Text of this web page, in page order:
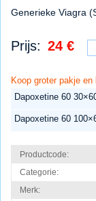
Generieke Viagra
Prijs: 24 €
Koop groter pakje en
Dapoxetine 60
Dapoxetine 60
Productcode:
Categorie:
Merk: